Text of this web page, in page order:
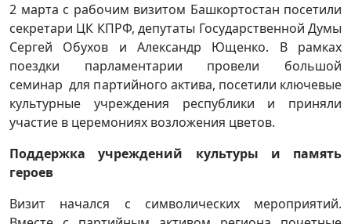
2 марта с рабочим визитом Башкортостан посетили
секретари ЦК КПРФ, депутаты Государственной Думы
Сергей Обухов и Александр Ющенко. В рамках
поездки парламентарии провели большой
семинар для партийного актива, посетили ключевые
культурные учреждения республики и приняли
участие в церемониях возложения цветов.
Поддержка учреждений культуры и память
героев
Визит начался с символических мероприятий.